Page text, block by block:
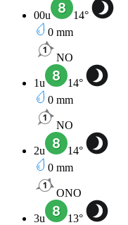
00u 14°
0 mm
NO
1u 14°
0 mm
NO
2u 14°
0 mm
ONO
3u 13°